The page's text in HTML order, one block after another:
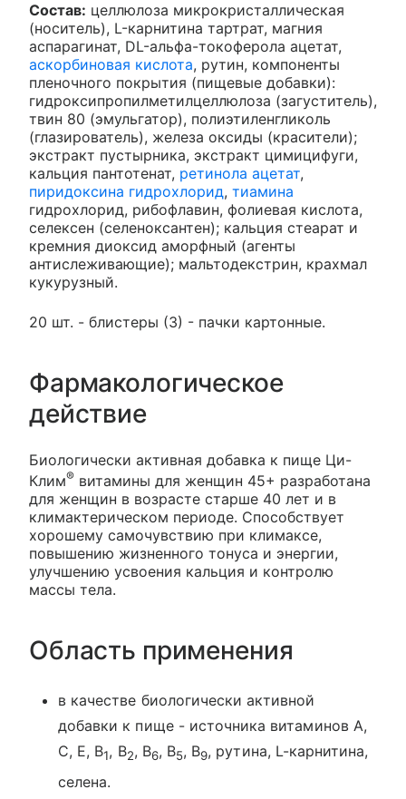
Состав: целлюлоза микрокристаллическая
(носитель), L-карнитина тартрат, магния
аспарагинат, DL-альфа-токоферола ацетат,
аскорбиновая кислота, рутин, компоненты
пленочного покрытия (пищевые добавки):
гидроксипропилметилцеллюлоза (загуститель),
твин 80 (эмульгатор), полиэтиленгликоль
(глазирователь), железа оксиды (красители);
экстракт пустырника, экстракт цимицифуги,
кальция пантотенат, ретинола ацетат,
пиридоксина гидрохлорид, тиамина
гидрохлорид, рибофлавин, фолиевая кислота,
селексен (селеноксантен); кальция стеарат и
кремния диоксид аморфный (агенты
антислеживающие); мальтодекстрин, крахмал
кукурузный.
20 шт. - блистеры (3) - пачки картонные.
Фармакологическое
действие
Биологически активная добавка к пище Ци-
Клим® витамины для женщин 45+ разработана
для женщин в возрасте старше 40 лет и в
климактерическом периоде. Способствует
хорошему самочувствию при климаксе,
повышению жизненного тонуса и энергии,
улучшению усвоения кальция и контролю
массы тела.
Область применения
в качестве биологически активной
добавки к пище - источника витаминов А,
С, Е, В1, В2, В6, В5, В9, рутина, L-карнитина,
селена.